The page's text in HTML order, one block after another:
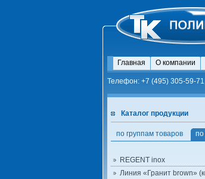
Главная О компании
Телефон: +7 (495) 305-59-
Каталог продукции
по группам товаров по
REGENT inox
Линия «Гранит brown»